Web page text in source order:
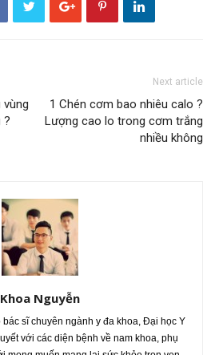
?
Next article
1 Chén cơm bao nhiêu calo ?
Lượng cao lo trong cơm trắng
nhiều không
Khoa Nguyễn
bác sĩ chuyên ngành y đa khoa, Đại học Y
với các diện bệnh về nam khoa, phụ